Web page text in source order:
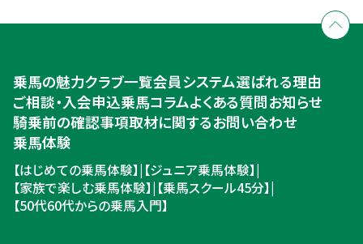
入会のご相談・申込
ご相談・入会申込
乗馬の魅力クラブ一覧会員システム選ばれる理由
ご相談・入会申込乗馬コラムよくある質問お知らせ
騎乗前の確認事項取材に関するお問い合わせ
乗馬体験
【はじめての乗馬体験】| 【ジュニア乗馬体験】|
【家族で楽しむ乗馬体験】| 【乗馬スクール45分】|
【50代60代からの乗馬入門】